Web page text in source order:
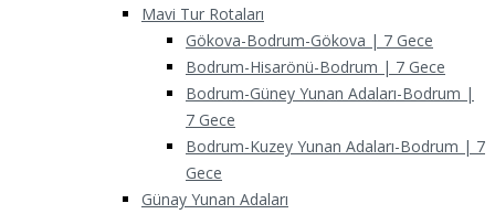
Mavi Tur Rotaları
Gökova-Bodrum-Gökova | 7 Gece
Bodrum-Hisarönü-Bodrum | 7 Gece
Bodrum-Güney Yunan Adaları-Bodrum |
7 Gece
Bodrum-Kuzey Yunan Adaları-Bodrum | 7
Gece
Günay Yunan Adaları